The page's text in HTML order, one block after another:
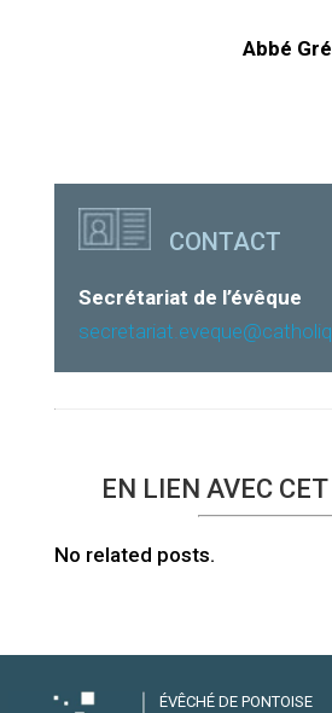
Abbé
CONTACT
Secrétariat de l’évêque
EN LIEN AVEC
No related posts.
ÉVÊCHÉ DE PONTOISE